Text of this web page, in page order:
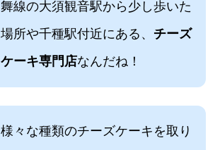
舞線の大須観音駅から少し歩いた
場所や千種駅付近にある、 チーズ
ケーキ専門店なんだね！
様々な種類のチーズケーキを取り